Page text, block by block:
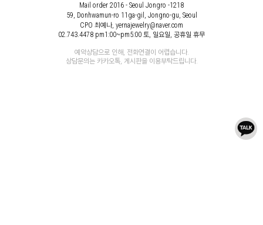
Mail order 2016 - Seoul Jongro -1218
59, Donhwamun-ro 11ga-gil, Jongno-gu, Seoul
CPO 최예나, yernajewelry@naver.com
02.743.4478 pm1:00~pm5:00 토, 일요일, 공휴일 휴무
예약상담으로 인해, 전화연결이 어렵습니다.
상담문의는 카카오톡, 게시판을 이용부탁드립니다.